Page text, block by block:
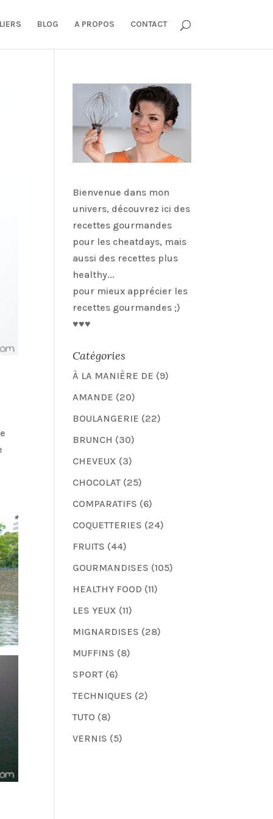
BLOG A PROPOS CONTACT
Bienvenue dans mon
univers, découvrez ici des
recettes gourmandes
pour les cheatdays, mais
aussi des recettes plus
healthy...
pour mieux apprécier les
recettes gourmandes ;)
♥♥♥
Catégories
À LA MANIÈRE DE (9)
AMANDE (20)
BOULANGERIE (22)
BRUNCH (30)
CHEVEUX (3)
CHOCOLAT (25)
COMPARATIFS (6)
COQUETTERIES (24)
FRUITS (44)
GOURMANDISES (105)
HEALTHY FOOD (11)
LES YEUX (11)
MIGNARDISES (28)
MUFFINS (8)
SPORT (6)
TECHNIQUES (2)
TUTO (8)
VERNIS (5)